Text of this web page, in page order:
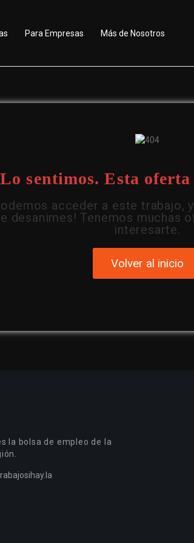
Para Empresas Más de Nosotros
Lo sentimos. Esta
acceder a este trabajo,
desanimes! Tenemos muchas
interesarte.
Volver al inicio
la bolsa de empleo de la